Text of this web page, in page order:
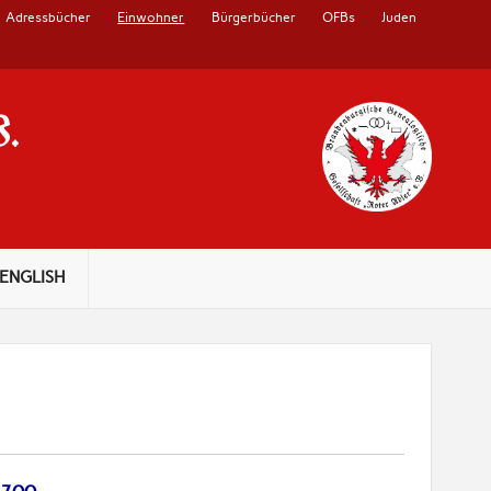
Adressbücher Einwohner Bürgerbücher OFBs Juden
ENGLISH